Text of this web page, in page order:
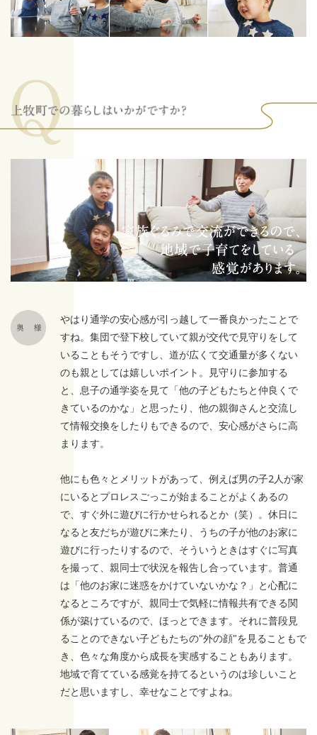
やはり通学の安心感が引っ越して一番良かったことで
すね。集団で登下校していて親が交代で見守りをして
いることもそうですし、道が広くて交通量が多くない
のも親としては嬉しいポイント。見守りに参加する
と、息子の通学姿を見て「他の子どもたちと仲良くで
きているのかな」と思ったり、他の親御さんと交流し
て情報交換をしたりもできるので、安心感がさらに高
まります。
他にも色々とメリットがあって、例えば男の子2人が家
にいるとプロレスごっこが始まることがよくあるの
で、すぐ外に遊びに行かせられるとか（笑）。休日に
なると友だちが遊びに来たり、うちの子が他のお家に
遊びに行ったりするので、そういうときはすぐに写真
を撮って、親同士で状況を報告し合っています。普通
は「他のお家に迷惑をかけていないかな？」と心配に
なるところですが、親同士で気軽に情報共有できる関
係が築けているので、ほっとできます。それに普段見
ることのできない子どもたちの"外の顔"を見ることもで
き、色々な角度から成長を実感することもあります。
地域で育てている感覚を持てるというのは珍しいこと
だと思いますし、幸せなことですよね。